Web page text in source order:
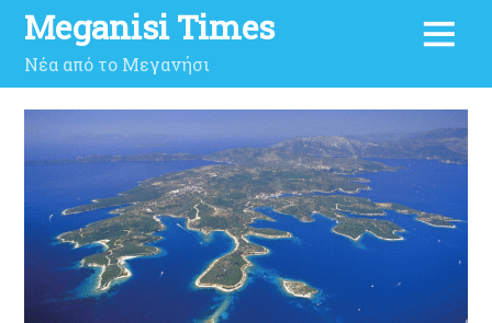
Meganisi Times
Νέα από το Μεγανήσι